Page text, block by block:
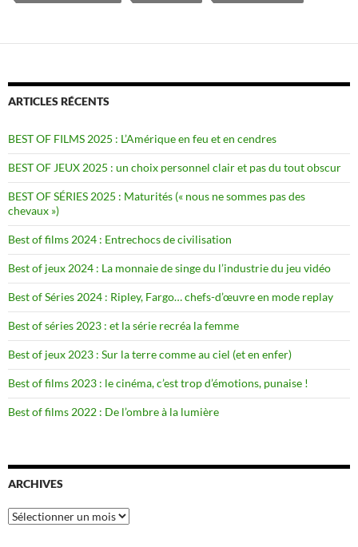
ARTICLES RÉCENTS
BEST OF FILMS 2025 : L’Amérique en feu et en cendres
BEST OF JEUX 2025 : un choix personnel clair et pas du tout obscur
BEST OF SÉRIES 2025 : Maturités (« nous ne sommes pas des
chevaux »)
Best of films 2024 : Entrechocs de civilisation
Best of jeux 2024 : La monnaie de singe du l’industrie du jeu vidéo
Best of Séries 2024 : Ripley, Fargo… chefs-d’œuvre en mode replay
Best of séries 2023 : et la série recréa la femme
Best of jeux 2023 : Sur la terre comme au ciel (et en enfer)
Best of films 2023 : le cinéma, c’est trop d’émotions, punaise !
Best of films 2022 : De l’ombre à la lumière
ARCHIVES
Archives